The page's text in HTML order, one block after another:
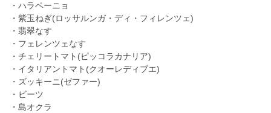
・ハラペーニョ
・紫玉ねぎ(ロッサルンガ・ディ・フィレンツェ)
・翡翠なす
・フェレンツェなす
・チェリートマト(ピッコラカナリア)
・イタリアントマト(クオーレディブエ)
・ズッキーニ(ゼファー)
・ビーツ
・島オクラ